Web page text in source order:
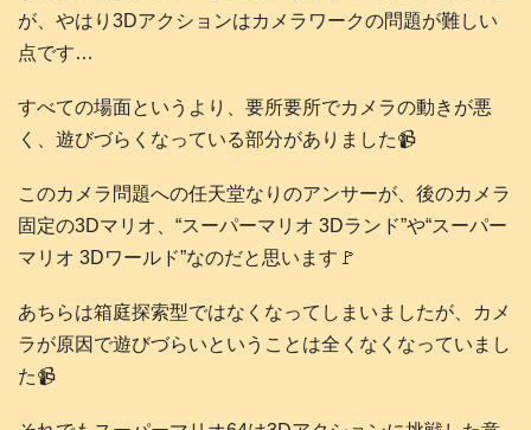
が、やはり3Dアクションはカメラワークの問題が難しい
点です…
すべての場面というより、要所要所でカメラの動きが悪
く、遊びづらくなっている部分がありました📹️
このカメラ問題への任天堂なりのアンサーが、後のカメラ
固定の3Dマリオ、“スーパーマリオ 3Dランド”や“スーパー
マリオ 3Dワールド”なのだと思います🚩
あちらは箱庭探索型ではなくなってしまいましたが、カメ
ラが原因で遊びづらいということは全くなくなっていまし
た📹️